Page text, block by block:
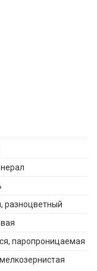
разноцветный
паропроницаемая